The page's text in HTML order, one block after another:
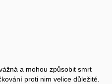
a mohou způsobit smrt
proti nim velice důležité.